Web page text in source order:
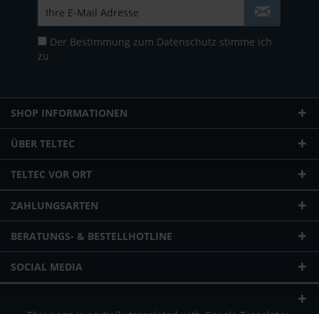
Der Bestimmung zum Datenschutz stimme ich
zu
SHOP INFORMATIONEN
ÜBER TELTEC
TELTEC VOR ORT
ZAHLUNGSARTEN
BERATUNGS- & BESTELLHOTLINE
SOCIAL MEDIA